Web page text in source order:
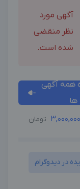
آگهی مورد
نظر منقضی
شده است.
همه آگهی
ها
3,000,000 تومان
در دیدوگرام